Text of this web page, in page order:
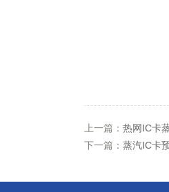
上一篇： 热网IC卡
下一篇： 蒸汽IC卡